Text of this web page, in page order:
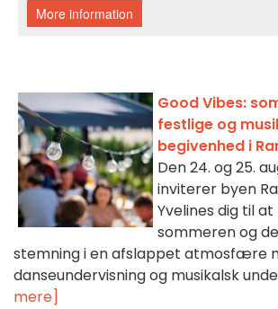
Good Vibes:
festlige og
begivenhed i
Den 24. og 25.
inviterer byen
Yvelines dig til
sommeren og
stemning i en afslappet atmosfære
danseundervisning og musikalsk
mere]